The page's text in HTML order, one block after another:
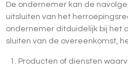
De ondernemer kan de
uitsluiten van het
ondernemer ditduidelijk bij het
sluiten van de overeenkomst,
Producten of diensten